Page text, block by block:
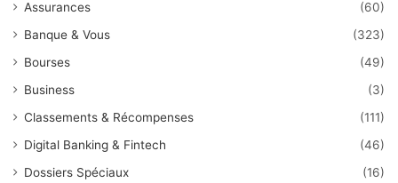
Assurances
(60)
Banque & Vous
(323)
Bourses
(49)
Business
(3)
Classements & Récompenses
(111)
Digital Banking & Fintech
(46)
Dossiers Spéciaux
(16)